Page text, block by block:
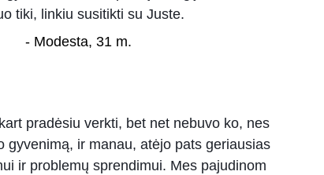
tiki, linkiu susitikti su Juste.
- Modesta, 31 m.
pradėsiu verkti, bet net nebuvo ko, nes
gyvenimą, ir manau, atėjo pats geriausias
ir problemų sprendimui. Mes pajudinom